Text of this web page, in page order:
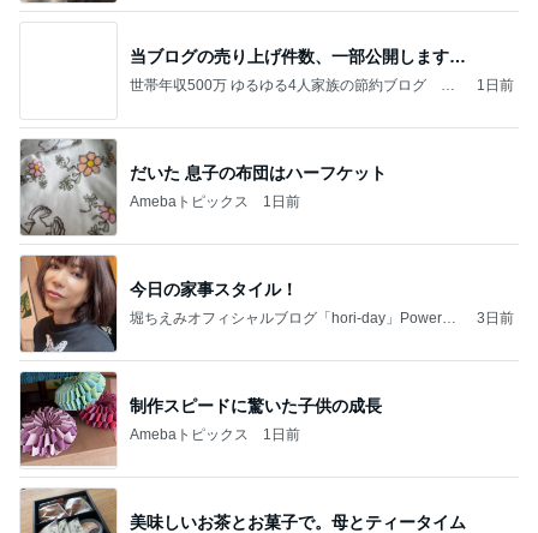
当ブログの売り上げ件数、一部公開します…
世帯年収500万 ゆるゆる4人家族の節約ブログ 〜
1日前
だいた 息子の布団はハーフケット
Amebaトピックス 1日前
今日の家事スタイル！
堀ちえみオフィシャルブログ「hori-day」Powered
3日前
制作スピードに驚いた子供の成長
Amebaトピックス 1日前
美味しいお茶とお菓子で。母とティータイム